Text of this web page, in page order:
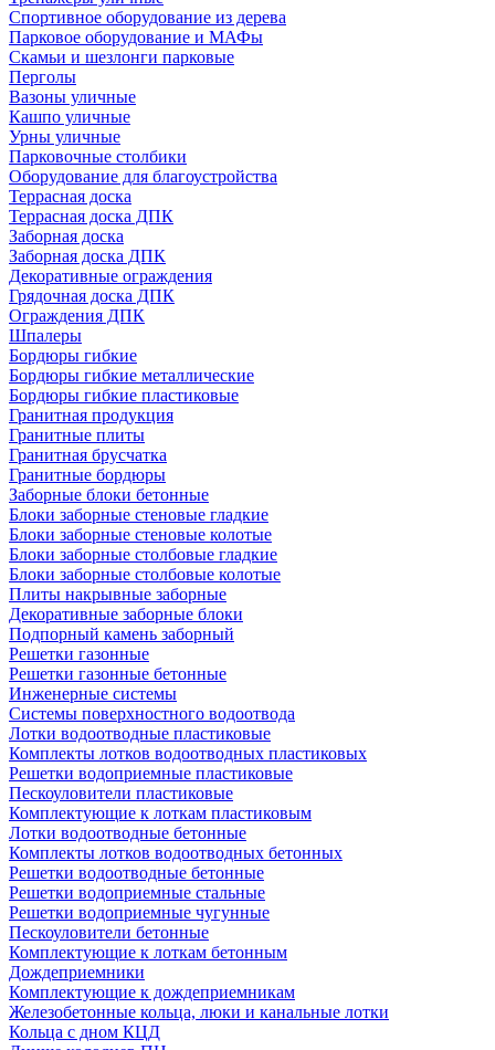
Спортивное оборудование из дерева
Парковое оборудование и МАФы
Скамьи и шезлонги парковые
Перголы
Вазоны уличные
Кашпо уличные
Урны уличные
Парковочные столбики
Оборудование для благоустройства
Террасная доска
Террасная доска ДПК
Заборная доска
Заборная доска ДПК
Декоративные ограждения
Грядочная доска ДПК
Ограждения ДПК
Шпалеры
Бордюры гибкие
Бордюры гибкие металлические
Бордюры гибкие пластиковые
Гранитная продукция
Гранитные плиты
Гранитная брусчатка
Гранитные бордюры
Заборные блоки бетонные
Блоки заборные стеновые гладкие
Блоки заборные стеновые колотые
Блоки заборные столбовые гладкие
Блоки заборные столбовые колотые
Плиты накрывные заборные
Декоративные заборные блоки
Подпорный камень заборный
Решетки газонные
Решетки газонные бетонные
Инженерные системы
Системы поверхностного водоотвода
Лотки водоотводные пластиковые
Комплекты лотков водоотводных пластиковых
Решетки водоприемные пластиковые
Пескоуловители пластиковые
Комплектующие к лоткам пластиковым
Лотки водоотводные бетонные
Комплекты лотков водоотводных бетонных
Решетки водоотводные бетонные
Решетки водоприемные стальные
Решетки водоприемные чугунные
Пескоуловители бетонные
Комплектующие к лоткам бетонным
Дождеприемники
Комплектующие к дождеприемникам
Железобетонные кольца, люки и канальные лотки
Кольца с дном КЦД